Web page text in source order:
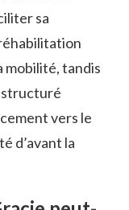
sa
mobilité, tandis
structuré
vers le
d’avant la